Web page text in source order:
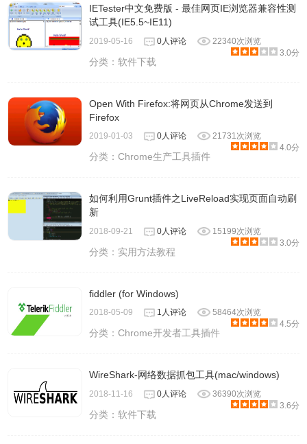
IETester中文免费版 - 最佳网页IE浏览器兼容性测
试工具(IE5.5~IE11)
2019-05-16 0人评论
22340次浏览
3.0分
分类：软件下载
Open With Firefox:将网页从Chrome发送到
Firefox
2019-01-03 0人评论
21731次浏览
4.0分
分类：Chrome生产工具插件
如何利用Grunt插件之LiveReload实现页面自动刷
新
2018-09-21 0人评论
15199次浏览
3.0分
分类： 实用方法教程
fiddler (for Windows)
2018-05-09 1人评论
58464次浏览
4.5分
分类：Chrome开发者工具插件
WireShark-网络数据抓包工具(mac/windows)
2018-11-16 0人评论
36390次浏览
3.6分
分类：软件下载